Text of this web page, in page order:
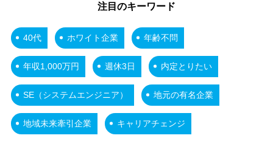
注目のキーワード
40代 ホワイト企業 年齢不問
年収1,000万円 週休3日 内定とりたい
SE（システムエンジニア） 地元の有名企業
地域未来牽引企業 キャリアチェンジ